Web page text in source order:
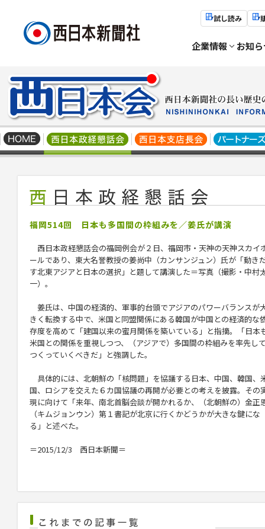
試し読み
企業情報 お知
福岡514回 日本も多国間の枠組みを／姜氏が講演
西日本政経懇話会の福岡例会が２日、福岡市・天神の天神スカイ
ールであり、東大名誉教授の姜尚中（カンサンジュン）氏が「動き
す北東アジアと日本の選択」と題して講演した＝写真（撮影・中村
一）。
姜氏は、中国の経済的、軍事的台頭でアジアのパワーバランスが
きく転換する中で、米国と同盟関係にある韓国が中国との経済的な
存度を高めて「建国以来の蜜月関係を築いている」と指摘。「日本
米国との関係を重視しつつ、（アジアで）多国間の枠組みを率先し
つくっていくべきだ」と強調した。
具体的には、北朝鮮の「核問題」を協議する日本、中国、韓国、
国、ロシアを交えた６カ国協議の再開が必要との考えを披露。その
現に向けて「来年、南北首脳会談が開かれるか、（北朝鮮の）金正
（キムジョンウン）第１書記が北京に行くかどうかが大きな鍵にな
る」と述べた。
＝2015/12/3 西日本新聞＝